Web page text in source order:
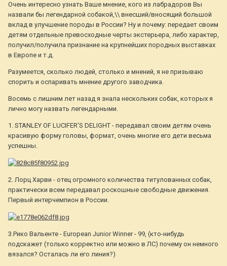
Очень интересно узнать Ваше мнение, кого из лабрадоров Вы
назвали бы легендарной собакой,\\ внесший/вносящий большой
вклад в улучшение породы в России? Ну и почему: передает своим
детям отдельные превосходные черты экстерьера, либо характер,
получил/получила признание на крупнейших породных выставках
в Европе и т.д.
Разумеется, сколько людей, столько и мнений, я не призываю
спорить и оспаривать мнение другого заводчика.
Восемь с лишним лет назад я знала нескольких собак, которых я
лично могу назвать легендарными.
1. STANLEY OF LUCIFER'S DELIGHT - передавал своим детям очень
красивую форму головы, формат, очень многие его дети весьма
успешны.
2. Лорц Харви - отец огромного количества титулованных собак,
практически всем передавал роскошные свободные движения.
Первый интерчемпион в России.
3.Рико Вальенте - European Junior Winner - 99, (кто-нибудь
подскажет (только корректно или можно в ЛС) почему он немного
вязался? Осталась ли его линия?)